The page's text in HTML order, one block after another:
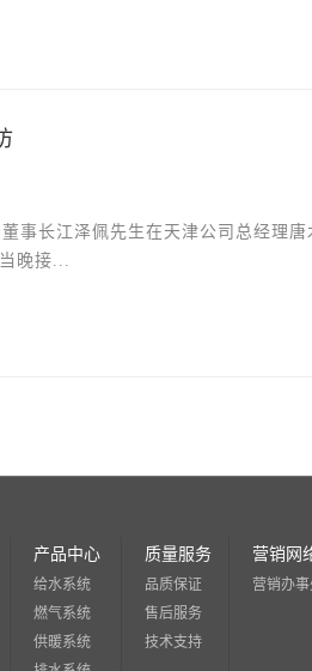
事长江泽佩先生在天津公司总经理
晚接...
产品中心
给水系统
燃气系统
供暖系统
质量服务
品质保证
售后服务
技术支持
营销网
营销办事